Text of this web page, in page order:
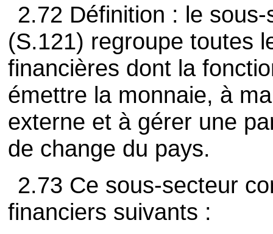
2.72 Définition : le
(S.121) regroupe toutes
financières dont la
émettre la monnaie, à
externe et à gérer une
de change du pays.
2.73 Ce sous-secteur
financiers suivants :